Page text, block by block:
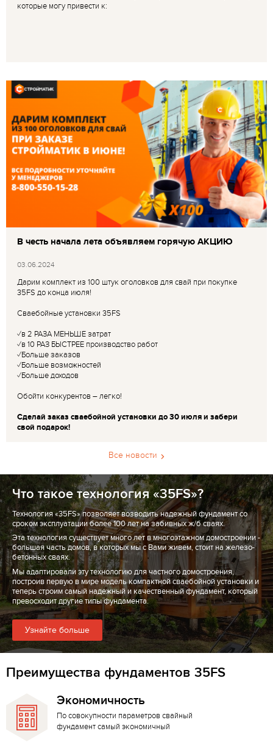
которые могу привести к:
В честь начала лета объявляем горячую АКЦИЮ
03.06.2024
Дарим комплект из 100 штук оголовков для свай при покупке
35FS до конца июля!
Сваебойные установки 35FS
✓в 2 РАЗА МЕНЬШЕ затрат
✓в 10 РАЗ БЫСТРЕЕ производство работ
✓Больше заказов
✓Больше возможностей
✓Больше доходов
Обойти конкурентов – легко!
Сделай заказ сваебойной установки до 30 июля и забери
свой подарок!
Все новости
Что такое технология «35FS»?
Технология «35FS» позволяет возводить надежный фундамент со
сроком эксплуатации более 100 лет на забивных ж/б сваях.
Эта технология существует много лет в многоэтажном домостроении -
большая часть домов, в которых мы с Вами живем, стоит на железо-
бетонных сваях.
Мы адаптировали эту технологию для частного домостроения,
построив первую в мире модель компактной сваебойной установки и
теперь строим самый надежный и качественный фундамент, который
превосходит другие типы фундамента.
Узнайте больше
Преимущества фундаментов 35FS
Экономичность
По совокупности параметров свайный
фундамент самый экономичный